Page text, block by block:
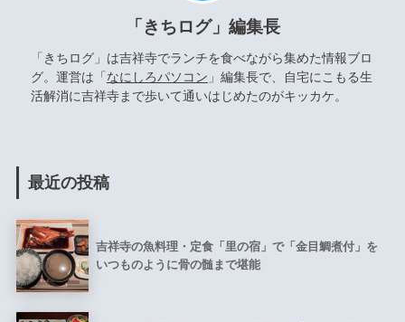
「きちログ」編集長
「きちログ」は吉祥寺でランチを食べながら集めた情報ブロ
グ。運営は「 なにしろパソコン 」編集長で、自宅にこもる生
活解消に吉祥寺まで歩いて通いはじめたのがキッカケ。
最近の投稿
吉祥寺の魚料理・定食「里の宿」で「金目鯛煮付」を
いつものように骨の髄まで堪能